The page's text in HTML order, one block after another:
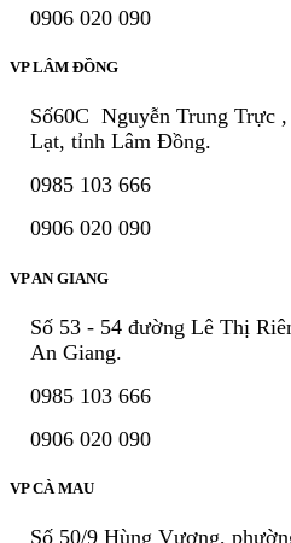
0906 020 090
VP LÂM ĐỒNG
Số60C Nguyễn Trung Trực
Lạt, tỉnh Lâm Đồng.
0985 103 666
0906 020 090
VP AN GIANG
Số 53 - 54 đường Lê Thị
An Giang.
0985 103 666
0906 020 090
VP CÀ MAU
Số 50/9 Hùng Vương,